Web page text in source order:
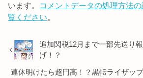
います。 コメントデータの処理方法
覧ください。
追加関税12月まで一部先送り
げ！？
連休明けたら超円高！？黒転ライザッ